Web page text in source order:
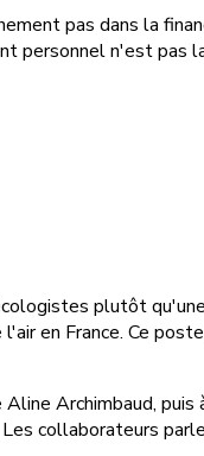
pas dans la
personnel n'est pas
plutôt
en France. Ce
Aline Archimbaud,
collaborateurs